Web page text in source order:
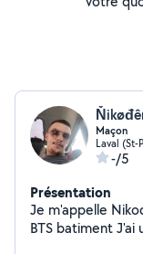
Maçon
Laval (St-
-/5
Présentation
Je m'appelle Nikodem j'ai
BTS batiment J'ai une grosse expérience du chantier